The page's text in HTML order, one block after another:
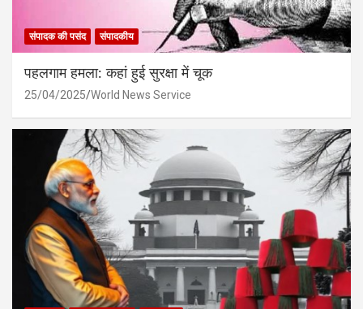
संपादक की पसंद संपादकीय
पहलगाम हमला: कहां हुई सुरक्षा में चूक
25/04/2025 World News Service